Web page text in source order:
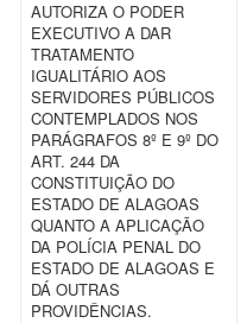
AUTORIZA O PODER
EXECUTIVO A DAR
TRATAMENTO
IGUALITÁRIO AOS
SERVIDORES PÚBLICOS
CONTEMPLADOS NOS
PARÁGRAFOS 8º E 9º DO
ART. 244 DA
CONSTITUIÇÃO DO
ESTADO DE ALAGOAS
QUANTO A APLICAÇÃO
DA POLÍCIA PENAL DO
ESTADO DE ALAGOAS E
DÁ OUTRAS
PROVIDÊNCIAS.